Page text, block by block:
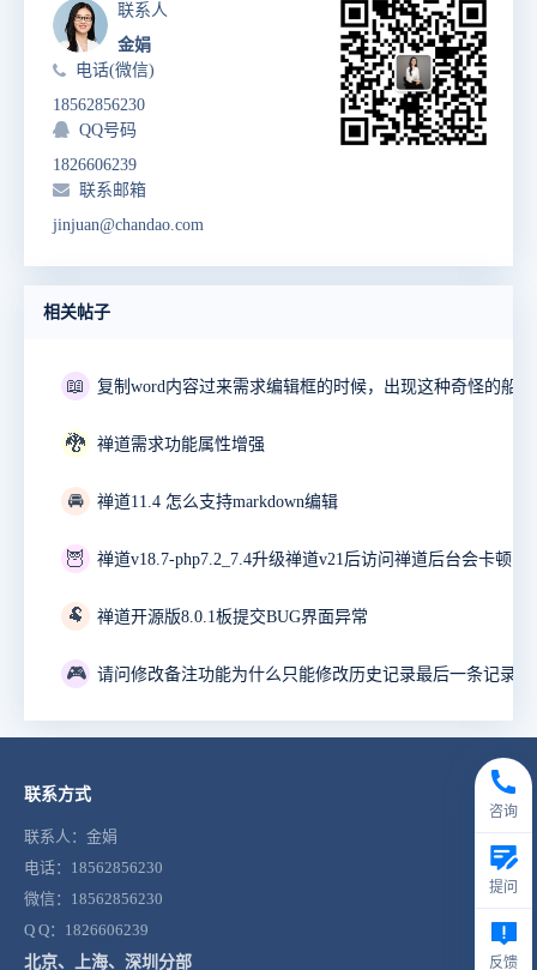
联系人
金娟
电话(微信)
18562856230
QQ号码
1826606239
联系邮箱
jinjuan@chandao.com
相关帖子
📖
🐉 禅道需求功能属性增强
🚘 禅道11.4 怎么支持markdown编辑
🦉 禅道v18.7-php7.2_7.4升级禅道v21后访问禅道后台会卡顿10
🐏 禅道开源版8.0.1板提交BUG界面异常
🎮
联系方式
联系人：金娟
电话：18562856230
微信：18562856230
Q Q：1826606239
北京、上海、深圳分部
咨询
提问
反馈